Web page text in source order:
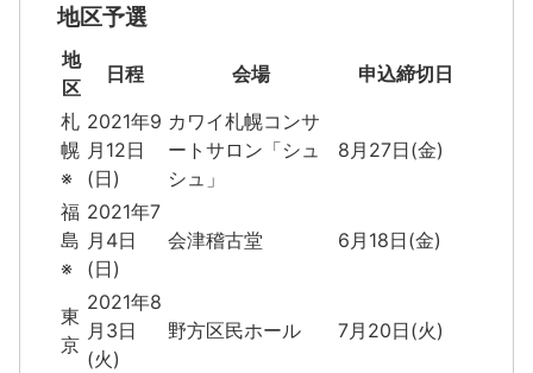
地区予選
地
区
日程 会場
申込締切日
札
幌
※
2021年9
月12日
(日)
カワイ札幌コンサ
ートサロン「シュ
シュ」
8月27日(金)
福
島
※
2021年7
月4日
(日)
会津稽古堂 6月18日(金)
東
京
2021年8
月3日
(火)
野方区民ホール 7月20日(火)